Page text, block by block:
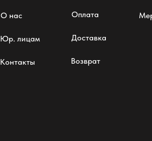
О нас
Юр. лицам
Оплата
Доставка
Возврат
Контакты